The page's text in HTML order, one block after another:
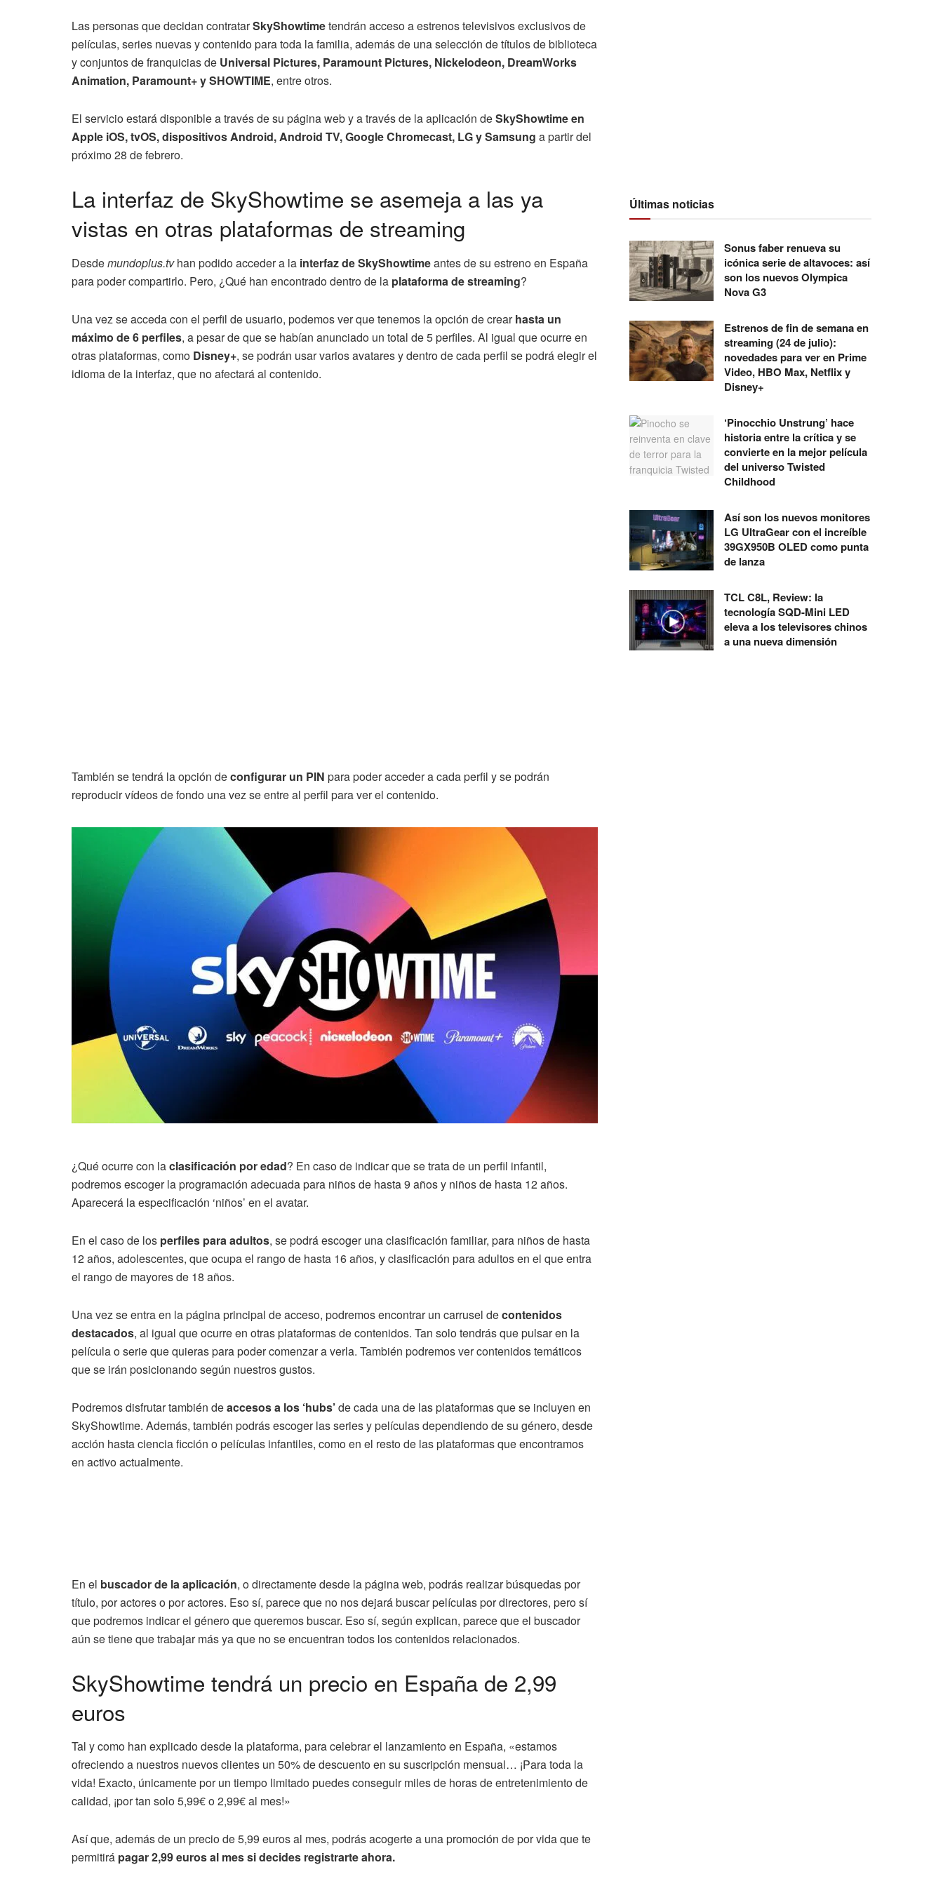
Las personas que decidan contratarSkyShowtimetendrán acceso a estrenos televisivos exclusivos de
películas, series nuevas y contenido para toda la familia, además de una selección de títulos de biblioteca
y conjuntos de franquicias de Universal Pictures, Paramount Pictures, Nickelodeon, DreamWorks
Animation, Paramount+ y SHOWTIME, entre otros.
El servicio estará disponible a través de su página web y a través de la aplicación deSkyShowtime en
Apple iOS, tvOS, dispositivos Android, Android TV, Google Chromecast, LG y Samsung a partir del
próximo 28 de febrero.
La interfaz de SkyShowtime se asemeja a las ya
vistas en otras plataformas de streaming
Desdemundoplus.tvhan podido acceder a la interfaz de SkyShowtimeantes de su estreno en España
para poder compartirlo. Pero, ¿Qué han encontrado dentro de la plataforma de streaming?
Una vez se acceda con el perfil de usuario, podemos ver que tenemos la opción de crearhasta un
máximo de 6 perfiles, a pesar de que se habían anunciado un total de 5 perfiles. Al igual que ocurre en
otras plataformas, como Disney+, se podrán usar varios avatares y dentro de cada perfil se podrá elegir el
idioma de la interfaz, que no afectará al contenido.
También se tendrá la opción deconfigurar un PIN para poder acceder a cada perfil y se podrán
reproducir vídeos de fondo una vez se entre al perfil para ver el contenido.
¿Qué ocurre con laclasificación por edad? En caso de indicar que se trata de un perfil infantil,
podremos escoger la programación adecuada para niños de hasta 9 años y niños de hasta 12 años.
Aparecerá la especificación ‘niños’ en el avatar.
En el caso de los perfiles para adultos, se podrá escoger una clasificación familiar, para niños de hasta
12 años, adolescentes, que ocupa el rango de hasta 16 años, y clasificación para adultos en el que entra
el rango de mayores de 18 años.
Una vez se entra en la página principal de acceso, podremos encontrar un carrusel decontenidos
destacados, al igual que ocurre en otras plataformas de contenidos. Tan solo tendrás que pulsar en la
película o serie que quieras para poder comenzar a verla. También podremos ver contenidos temáticos
que se irán posicionando según nuestros gustos.
Podremos disfrutar también deaccesos a los ‘hubs’de cada una de las plataformas que se incluyen en
SkyShowtime. Además, también podrás escoger las series y películas dependiendo de su género, desde
acción hasta ciencia ficción o películas infantiles, como en el resto de las plataformas que encontramos
en activo actualmente.
En el buscador de la aplicación, o directamente desde la página web, podrás realizar búsquedas por
título, por actores o por actores. Eso sí, parece que no nos dejará buscar películas por directores, pero sí
que podremos indicar el género que queremos buscar. Eso sí, según explican, parece que el buscador
aún se tiene que trabajar más ya que no se encuentran todos los contenidos relacionados.
SkyShowtime tendrá un precio en España de 2,99
euros
Tal y como han explicado desde la plataforma, para celebrar el lanzamiento en España, «estamos
ofreciendo a nuestros nuevos clientes un 50% de descuento en su suscripción mensual… ¡Para toda la
vida! Exacto, únicamente por un tiempo limitado puedes conseguir miles de horas de entretenimiento de
calidad, ¡por tan solo 5,99€ o 2,99€ al mes!»
Así que, además de un precio de 5,99 euros al mes, podrás acogerte a una promoción de por vida que te
permitirá pagar 2,99 euros al mes si decides registrarte ahora.
Últimas noticias
Sonus faber renueva su
icónica serie de altavoces: así
son los nuevos Olympica
Nova G3
Estrenos de fin de semana en
streaming (24 de julio):
novedades para ver en Prime
Video, HBO Max, Netflix y
Disney+
‘Pinocchio Unstrung’ hace
historia entre la crítica y se
convierte en la mejor película
del universo Twisted
Childhood
Así son los nuevos monitores
LG UltraGear con el increíble
39GX950B OLED como punta
de lanza
TCL C8L, Review: la
tecnología SQD-Mini LED
eleva a los televisores chinos
a una nueva dimensión